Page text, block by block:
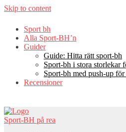
Skip to content
Sport bh
Alla Sport-BH’n
Guider
Guide: Hitta rätt sport-bh
Sport-bh i stora storlekar
Sport-bh med push-up för
Recensioner
Sport-BH på rea